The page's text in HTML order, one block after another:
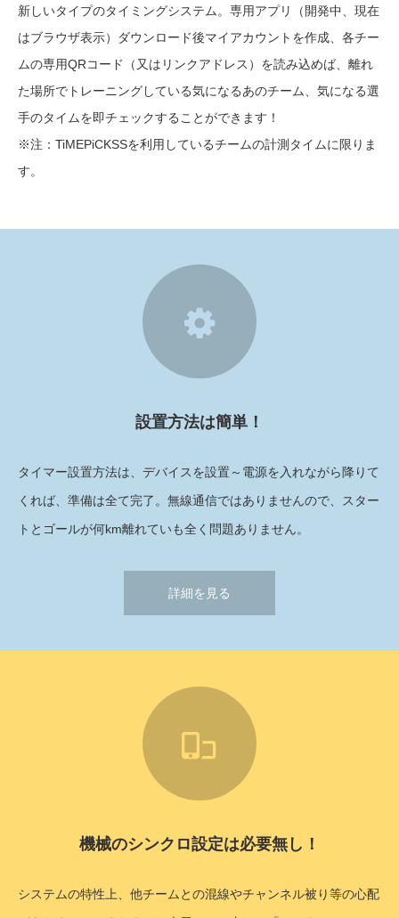
新しいタイプのタイミングシステム。専用アプリ（開発中、現在
はブラウザ表示）ダウンロード後マイアカウントを作成、各チー
ムの専用QRコード（又はリンクアドレス）を読み込めば、離れ
た場所でトレーニングしている気になるあのチーム、気になる選
手のタイムを即チェックすることができます！
※注：TiMEPiCKSSを利用しているチームの計測タイムに限りま
す。
設置方法は簡単！
タイマー設置方法は、デバイスを設置～電源を入れながら降りて
くれば、準備は全て完了。無線通信ではありませんので、スター
トとゴールが何km離れていも全く問題ありません。
詳細を見る
機械のシンクロ設定は必要無し！
システムの特性上、他チームとの混線やチャンネル被り等の心配